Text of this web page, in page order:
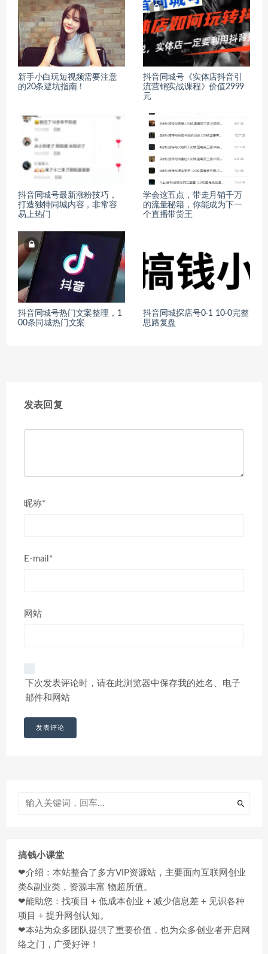
新手小白玩短视频需要注意
的20条避坑指南！
抖音同城号《实体店抖音引
流营销实战课程》价值2999
元
抖音同城号最新涨粉技巧，
打造独特同城内容，非常容
易上热门
学会这五点，带走月销千万
的流量秘籍，你能成为下一
个直播带货王
抖音同城号热门文案整理，1
00条同城热门文案
抖音同城探店号0-1 10-0完整
思路复盘
发表回复
昵称*
E-mail*
网站
下次发表评论时，请在此浏览器中保存我的姓名、电子
邮件和网站
搞钱小课堂
❤介绍：本站整合了多方VIP资源站，主要面向互联网创业
类&副业类，资源丰富 物超所值。
❤能助您：找项目 + 低成本创业 + 减少信息差 + 见识各种
项目 + 提升网创认知。
❤本站为众多团队提供了重要价值，也为众多创业者开启网
络之门，广受好评！